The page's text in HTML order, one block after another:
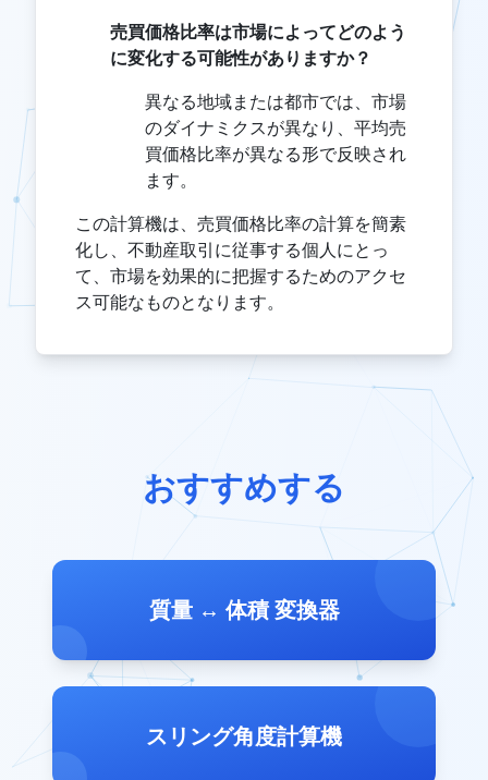
売買価格比率は市場によってどのよう
に変化する可能性がありますか？
異なる地域または都市では、市場
のダイナミクスが異なり、平均売
買価格比率が異なる形で反映され
ます。
この計算機は、売買価格比率の計算を簡素
化し、不動産取引に従事する個人にとっ
て、市場を効果的に把握するためのアクセ
ス可能なものとなります。
おすすめする
質量 ↔ 体積 変換器
スリング角度計算機